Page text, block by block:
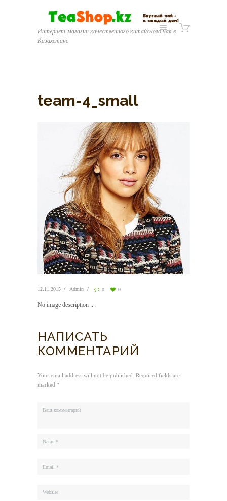
Интернет-магазин качественного китайского чая в
Казахстане
team-4_small
12.11.2015 Admin 0 0
No image description ...
НАПИСАТЬ
КОММЕНТАРИЙ
Your email address will not be published. Required fields are
marked *